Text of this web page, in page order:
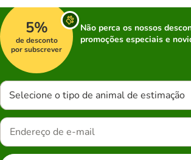
5%
de desconto
por subscrever
Não perca os nossos
promoções especiais e
Selecione o tipo de animal de estimação